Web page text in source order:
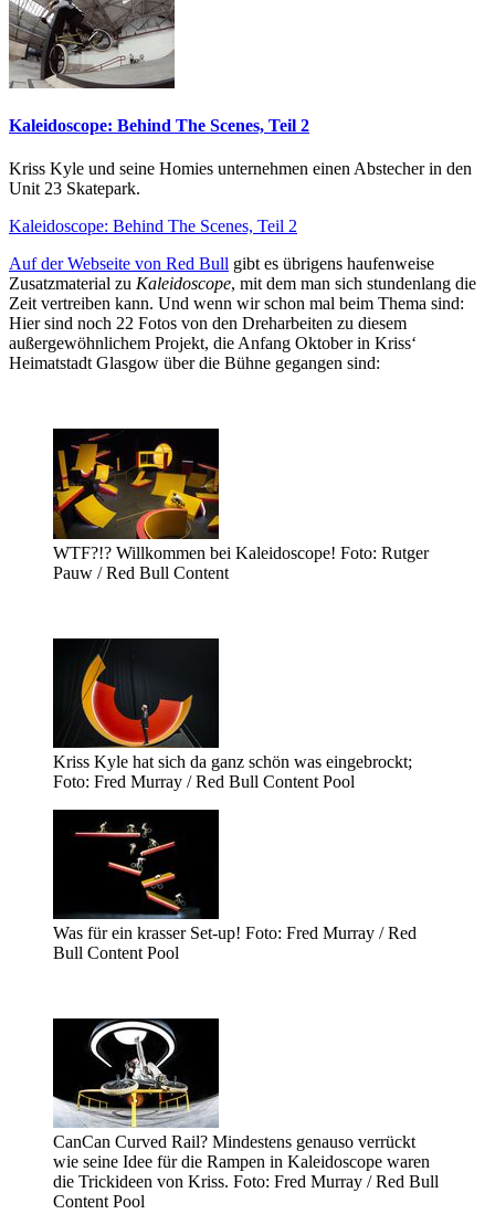
Kaleidoscope: Behind The Scenes, Teil 2
Kriss Kyle und seine Homies unternehmen einen Abstecher in den
Unit 23 Skatepark.
Kaleidoscope: Behind The Scenes, Teil 2
Auf der Webseite von Red Bull gibt es übrigens haufenweise
Zusatzmaterial zu Kaleidoscope, mit dem man sich stundenlang die
Zeit vertreiben kann. Und wenn wir schon mal beim Thema sind:
Hier sind noch 22 Fotos von den Dreharbeiten zu diesem
außergewöhnlichem Projekt, die Anfang Oktober in Kriss‘
Heimatstadt Glasgow über die Bühne gegangen sind:
WTF?!? Willkommen bei Kaleidoscope! Foto: Rutger
Pauw / Red Bull Content
Kriss Kyle hat sich da ganz schön was eingebrockt;
Foto: Fred Murray / Red Bull Content Pool
Was für ein krasser Set-up! Foto: Fred Murray / Red
Bull Content Pool
CanCan Curved Rail? Mindestens genauso verrückt
wie seine Idee für die Rampen in Kaleidoscope waren
die Trickideen von Kriss. Foto: Fred Murray / Red Bull
Content Pool